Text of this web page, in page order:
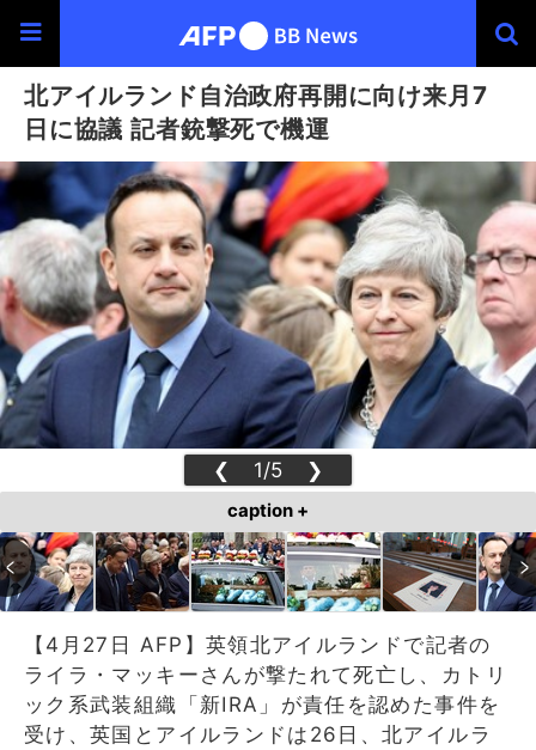
北アイルランド自治政府再開に向け来月7
日に協議 記者銃撃死で機運
❮ 1/5 ❯
caption +
【4月27日 AFP】英領北アイルランドで記者の
ライラ・マッキーさんが撃たれて死亡し、カトリ
ック系武装組織「新IRA」が責任を認めた事件を
受け、英国とアイルランドは26日、北アイルラ